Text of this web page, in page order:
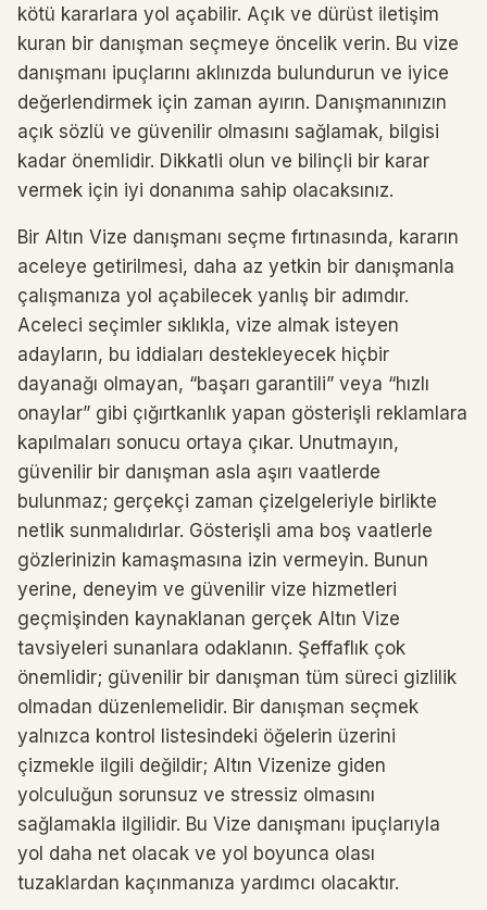
kötü kararlara yol açabilir. Açık ve dürüst iletişim
kuran bir danışman seçmeye öncelik verin. Bu vize
danışmanı ipuçlarını aklınızda bulundurun ve iyice
değerlendirmek için zaman ayırın. Danışmanınızın
açık sözlü ve güvenilir olmasını sağlamak, bilgisi
kadar önemlidir. Dikkatli olun ve bilinçli bir karar
vermek için iyi donanıma sahip olacaksınız.
Bir Altın Vize danışmanı seçme fırtınasında, kararın
aceleye getirilmesi, daha az yetkin bir danışmanla
çalışmanıza yol açabilecek yanlış bir adımdır.
Aceleci seçimler sıklıkla, vize almak isteyen
adayların, bu iddiaları destekleyecek hiçbir
dayanağı olmayan, “başarı garantili” veya “hızlı
onaylar” gibi çığırtkanlık yapan gösterişli reklamlara
kapılmaları sonucu ortaya çıkar. Unutmayın,
güvenilir bir danışman asla aşırı vaatlerde
bulunmaz; gerçekçi zaman çizelgeleriyle birlikte
netlik sunmalıdırlar. Gösterişli ama boş vaatlerle
gözlerinizin kamaşmasına izin vermeyin. Bunun
yerine, deneyim ve güvenilir vize hizmetleri
geçmişinden kaynaklanan gerçek Altın Vize
tavsiyeleri sunanlara odaklanın. Şeffaflık çok
önemlidir; güvenilir bir danışman tüm süreci gizlilik
olmadan düzenlemelidir. Bir danışman seçmek
yalnızca kontrol listesindeki öğelerin üzerini
çizmekle ilgili değildir; Altın Vizenize giden
yolculuğun sorunsuz ve stressiz olmasını
sağlamakla ilgilidir. Bu Vize danışmanı ipuçlarıyla
yol daha net olacak ve yol boyunca olası
tuzaklardan kaçınmanıza yardımcı olacaktır.